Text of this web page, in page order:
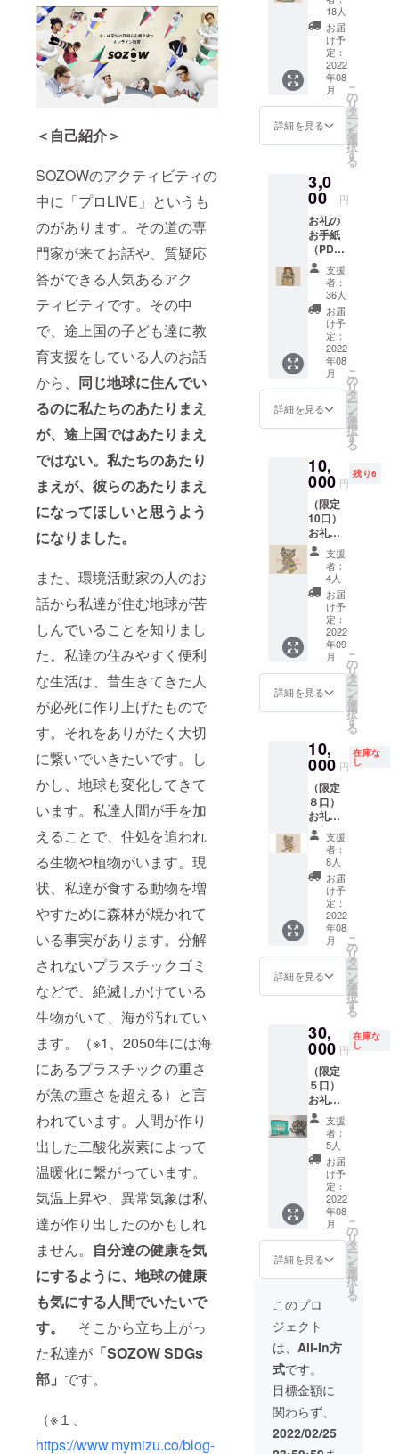
＜自己紹介＞
SOZOWのアクティビティの
中に「プロLIVE」というも
のがあります。その道の専
門家が来てお話や、質疑応
答ができる人気あるアク
ティビティです。その中
で、途上国の子ども達に教
育支援をしている人のお話
から、 同じ地球に住んでい
るのに私たちのあたりまえ
が、途上国ではあたりまえ
ではない。 私たちのあたり
まえが、彼らのあたりまえ
になってほしいと思うよう
になりました。
また、環境活動家の人のお
話から私達が住む地球が苦
しんでいることを知りまし
た。私達の住みやすく便利
な生活は、昔生きてきた人
が必死に作り上げたもので
す。それをありがたく大切
に繋いでいきたいです。し
かし、地球も変化してきて
います。私達人間が手を加
えることで、住処を追われ
る生物や植物がいます。現
状、私達が食する動物を増
やすために森林が焼かれて
いる事実があります。分解
されないプラスチックゴミ
などで、絶滅しかけている
生物がいて、海が汚れてい
ます。（※1、2050年には海
にあるプラスチックの重さ
が魚の重さを超える）と言
われています。人間が作り
出した二酸化炭素によって
温暖化に繋がっています。
気温上昇や、異常気象は私
達が作り出したのかもしれ
ません。 自分達の健康を気
にするように、地球の健康
も気にする人間でいたいで
す。
そこから立ち上がっ
た私達が 「SOZOW SDGs
部」 です。
（※１、
https://www.mymizu.co/blog-
お送り
ます。
18人
お届
け予
定：
2022
年08
月
詳細を見る
こ
の
リ
タ
ー
ン
を
選
択
す
る
3,0
00 円
お礼の
お手紙
（PDF
ファイ
ル）を
お送り
しま
す。 ま
た、ご
支援い
ただい
た方の
お名前
や団体
名を一
覧にし
時にテ
ント内
で配布
するパ
ンフ
レット
でご紹
介しま
す。
（PDF
ファイ
ルにて
添付致
しま
す）※支
援時、
必ず備
前（掲
載名）
をご記
入くだ
さい。
支援
者：
36人
お届
け予
定：
2022
年08
月
詳細を見る
こ
の
リ
タ
ー
ン
を
選
択
す
る
10,
000 円
残り6
（限定
10口）
お礼の
お手紙
（PDF
ファイ
ル）を
お送り
しま
す。 ま
た、ご
支援い
ただい
た方の
お名前
や団体
覧にし
て出店
時にテ
ント内
で配布
するパ
ンフ
レット
でご紹
介しま
す。
（PDF
ファイ
ルにて
添付致
しま
す） そ
『SOZO
original
ECO
TOTE』
エコ
バッグ
（オー
ガニッ
クと
フェア
トレー
ドの物1
点ずつ
計２
点）を
お送り
しま
す。こ
前にデ
された
もので
（デザ
インは
変更に
なる可
能性が
支援
者：
4人
お届
け予
定：
2022
年09
月
詳細を見る
こ
の
リ
タ
ー
ン
を
選
択
す
る
10,
000 円
在庫な
し
（限定
８口）
お礼の
お手紙
（PDF
ファイ
ル）を
お送り
しま
す。 ま
た、ご
支援い
ただい
た方の
お名前
や団体
覧にし
て出店
時にテ
ント内
で配布
するパ
ンフ
レット
でご紹
介しま
す。
（PDF
ファイ
ルにて
添付致
しま
す） そ
『SOZO
W
original
ECO
TOTE』
エコ
バッグ
（オー
ガニッ
クと
フェア
トレー
支援
者：
8人
お届
け予
定：
2022
年08
月
詳細を見る
こ
の
リ
タ
ー
ン
を
選
択
す
る
30,
000 円
在庫な
し
（限定
５口）
お礼の
お手紙
（PDF
ファイ
ル）を
お送り
しま
す。 ま
た、ご
支援い
ただい
た方の
お名前
や団体
名を一
覧にし
て出店
時にテ
ント内
で配布
するパ
ンフ
レット
でご紹
介しま
支援
者：
5人
お届
け予
定：
2022
年08
月
詳細を見る
こ
の
リ
タ
ー
ン
を
選
択
す
る
このプロ
ジェクト
は、 All-In方
式です。
目標金額に
関わらず、
2022/02/25